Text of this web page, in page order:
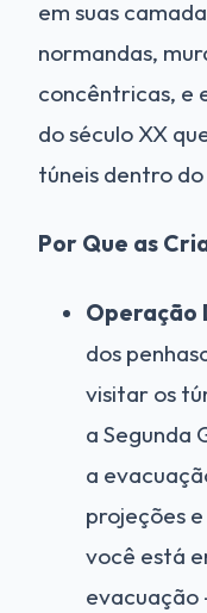
em suas
normandas,
concêntricas, e
do século XX
túneis dentro
Por Que as
Operação
dos
visitar os
a Segunda
a
projeções
você está
evacuação